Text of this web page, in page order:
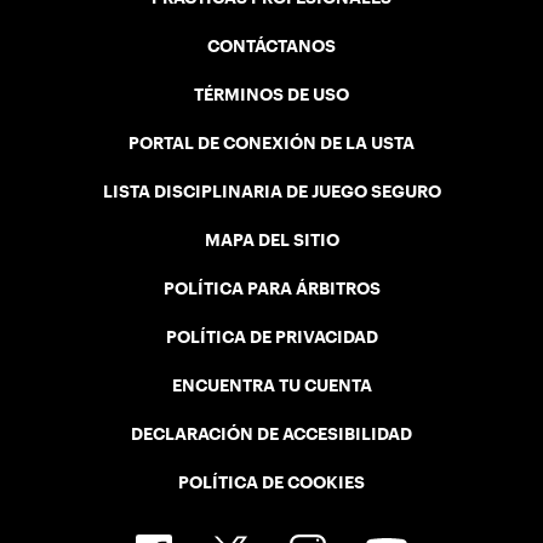
CONTÁCTANOS
TÉRMINOS DE USO
PORTAL DE CONEXIÓN DE LA USTA
LISTA DISCIPLINARIA DE JUEGO SEGURO
MAPA DEL SITIO
POLÍTICA PARA ÁRBITROS
POLÍTICA DE PRIVACIDAD
ENCUENTRA TU CUENTA
DECLARACIÓN DE ACCESIBILIDAD
POLÍTICA DE COOKIES